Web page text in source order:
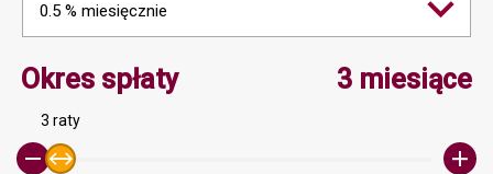
0.5 % miesięcznie
Okres spłatyMinimalna wartość 3,
3 miesiące
3 raty